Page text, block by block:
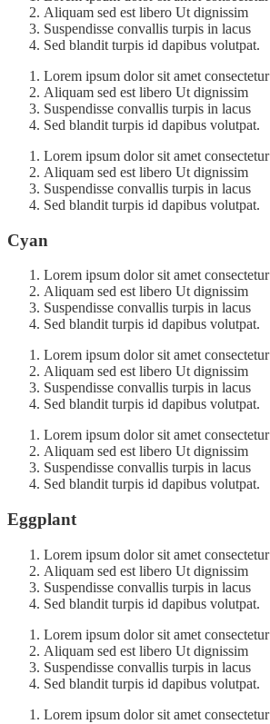
Aliquam sed est libero Ut dignissim
Suspendisse convallis turpis in lacus
Sed blandit turpis id dapibus volutpat.
Lorem ipsum dolor sit amet consectetur
Aliquam sed est libero Ut dignissim
Suspendisse convallis turpis in lacus
Sed blandit turpis id dapibus volutpat.
Lorem ipsum dolor sit amet consectetur
Aliquam sed est libero Ut dignissim
Suspendisse convallis turpis in lacus
Sed blandit turpis id dapibus volutpat.
Cyan
Lorem ipsum dolor sit amet consectetur
Aliquam sed est libero Ut dignissim
Suspendisse convallis turpis in lacus
Sed blandit turpis id dapibus volutpat.
Lorem ipsum dolor sit amet consectetur
Aliquam sed est libero Ut dignissim
Suspendisse convallis turpis in lacus
Sed blandit turpis id dapibus volutpat.
Lorem ipsum dolor sit amet consectetur
Aliquam sed est libero Ut dignissim
Suspendisse convallis turpis in lacus
Sed blandit turpis id dapibus volutpat.
Eggplant
Lorem ipsum dolor sit amet consectetur
Aliquam sed est libero Ut dignissim
Suspendisse convallis turpis in lacus
Sed blandit turpis id dapibus volutpat.
Lorem ipsum dolor sit amet consectetur
Aliquam sed est libero Ut dignissim
Suspendisse convallis turpis in lacus
Sed blandit turpis id dapibus volutpat.
Lorem ipsum dolor sit amet consectetur